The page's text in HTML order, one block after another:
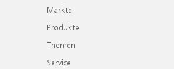
Märkte
Produkte
Themen
Service